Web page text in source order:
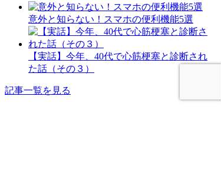
意外と知らない！スマホの便利機能5選
【実話】今年、40代で心筋梗塞と診断され
た話（その３）
記事一覧を見る